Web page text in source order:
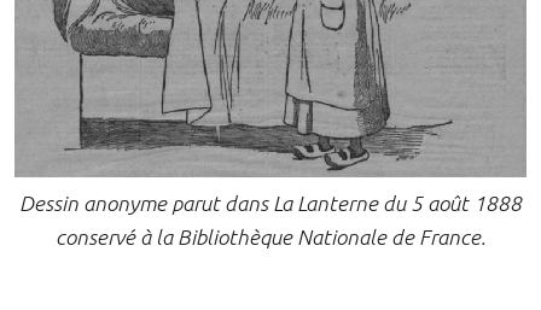
Dessin anonyme parut dans La Lanterne du 5 août 1888
conservé à la Bibliothèque Nationale de France.